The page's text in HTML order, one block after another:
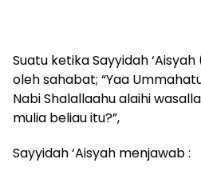
Suatu ketika Sayyidah
oleh sahabat; “Yaa
Nabi Shalallaahu alaihi
mulia beliau itu?”,
Sayyidah ‘Aisyah menjawab :